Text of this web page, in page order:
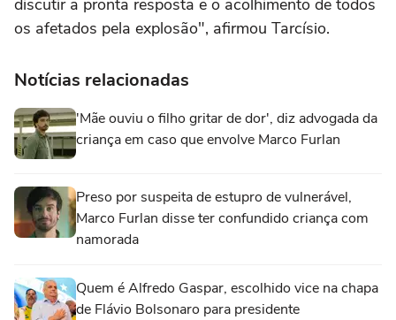
discutir a pronta resposta e o acolhimento de todos
os afetados pela explosão", afirmou Tarcísio.
Notícias relacionadas
'Mãe ouviu o filho gritar de dor', diz advogada da
criança em caso que envolve Marco Furlan
Preso por suspeita de estupro de vulnerável,
Marco Furlan disse ter confundido criança com
namorada
Quem é Alfredo Gaspar, escolhido vice na chapa
de Flávio Bolsonaro para presidente